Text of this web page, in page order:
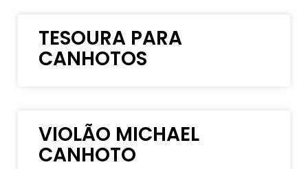
TESOURA PARA
CANHOTOS
VIOLÃO MICHAEL
CANHOTO